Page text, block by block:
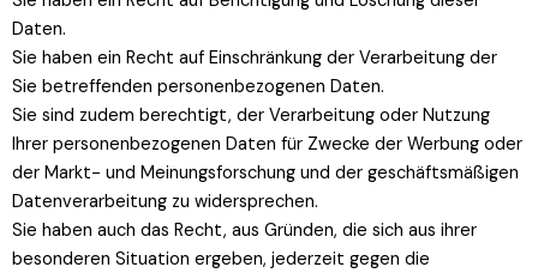
Daten.
Sie haben ein Recht auf Einschränkung der Verarbeitung der
Sie betreffenden personenbezogenen Daten.
Sie sind zudem berechtigt, der Verarbeitung oder Nutzung
Ihrer personenbezogenen Daten für Zwecke der Werbung oder
der Markt- und Meinungsforschung und der geschäftsmäßigen
Datenverarbeitung zu widersprechen.
Sie haben auch das Recht, aus Gründen, die sich aus ihrer
besonderen Situation ergeben, jederzeit gegen die